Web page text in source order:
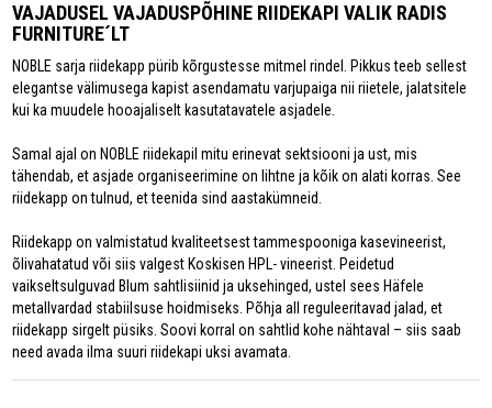
VAJADUSEL VAJADUSPÕHINE RIIDEKAPI VALIK RADIS
FURNITURE´LT
NOBLE sarja riidekapp pürib kõrgustesse mitmel rindel. Pikkus teeb sellest
elegantse välimusega kapist asendamatu varjupaiga nii riietele, jalatsitele
kui ka muudele hooajaliselt kasutatavatele asjadele.
Samal ajal on NOBLE riidekapil mitu erinevat sektsiooni ja ust, mis
tähendab, et asjade organiseerimine on lihtne ja kõik on alati korras. See
riidekapp on tulnud, et teenida sind aastakümneid.
Riidekapp on valmistatud kvaliteetsest tammespooniga kasevineerist,
õlivahatatud või siis valgest Koskisen HPL- vineerist. Peidetud
vaikseltsulguvad Blum sahtlisiinid ja uksehinged, ustel sees Häfele
metallvardad stabiilsuse hoidmiseks. Põhja all reguleeritavad jalad, et
riidekapp sirgelt püsiks. Soovi korral on sahtlid kohe nähtaval – siis saab
need avada ilma suuri riidekapi uksi avamata.